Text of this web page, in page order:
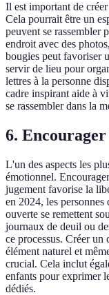
Il est important de
Cela pourrait être un
peuvent se rassembler
endroit avec des
bougies peut favoriser
servir de lieu pour
lettres à la personne
cadre inspirant aide à
se rassembler dans la
6.
L'un des aspects les
émotionnel.
jugement favorise la
en 2024, les
ouverte se remettent
journaux de deuil ou
ce processus. Créer un
élément naturel et
crucial. Cela inclut
enfants pour exprimer
dédiés.